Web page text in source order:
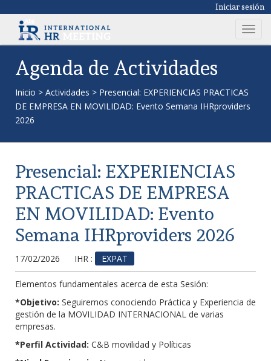
Iniciar sesión
T
o
v
Agenda de Actividades
Inicio > Actividades > Presencial: EXPERIENCIAS PRACTICAS
DE EMPRESA EN MOVILIDAD: Evento Semana IHRproviders
2026
Presencial: EXPERIENCIAS
PRACTICAS DE EMPRESA
EN MOVILIDAD: Evento
Semana IHRproviders 2026
17/02/2026 IHR : EXPAT
Elementos fundamentales acerca de esta Sesión:
*Objetivo: Seguiremos conociendo Práctica y Experiencia de
gestión de la MOVILIDAD INTERNACIONAL de varias
empresas.
*Perfil Actividad: C&B movilidad y Políticas